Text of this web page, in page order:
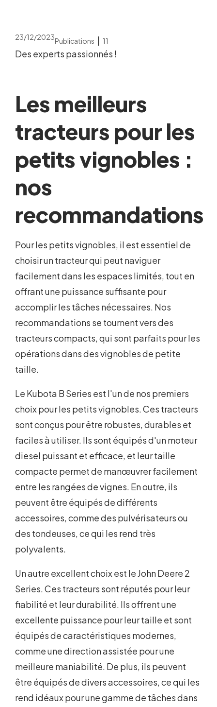
23/12/2023Publications | 11
Des experts passionnés !
Les meilleurs
tracteurs pour les
petits vignobles :
nos
recommandations
Pour les petits vignobles, il est essentiel de
choisir un tracteur qui peut naviguer
facilement dans les espaces limités, tout en
offrant une puissance suffisante pour
accomplir les tâches nécessaires. Nos
recommandations se tournent vers des
tracteurs compacts, qui sont parfaits pour les
opérations dans des vignobles de petite
taille.
Le Kubota B Series est l'un de nos premiers
choix pour les petits vignobles. Ces tracteurs
sont conçus pour être robustes, durables et
faciles à utiliser. Ils sont équipés d'un moteur
diesel puissant et efficace, et leur taille
compacte permet de manœuvrer facilement
entre les rangées de vignes. En outre, ils
peuvent être équipés de différents
accessoires, comme des pulvérisateurs ou
des tondeuses, ce qui les rend très
polyvalents.
Un autre excellent choix est le John Deere 2
Series. Ces tracteurs sont réputés pour leur
fiabilité et leur durabilité. Ils offrent une
excellente puissance pour leur taille et sont
équipés de caractéristiques modernes,
comme une direction assistée pour une
meilleure maniabilité. De plus, ils peuvent
être équipés de divers accessoires, ce qui les
rend idéaux pour une gamme de tâches dans